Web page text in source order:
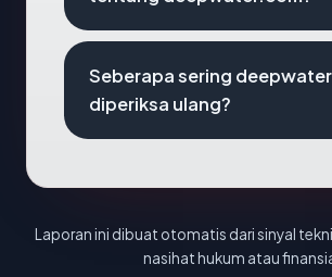
Seberapa sering
diperiksa ulang?
Laporan ini dibuat otomatis dari sinyal
nasihat hukum atau